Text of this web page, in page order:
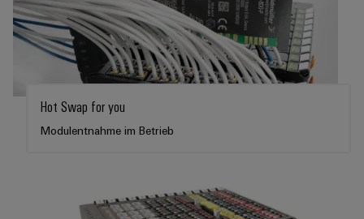
Hot Swap for you
Modulentnahme im Betrieb